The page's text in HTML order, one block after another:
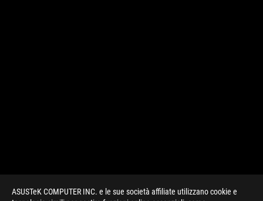
ASUSTeK COMPUTER INC. e le sue società affiliate utilizzano cookie e